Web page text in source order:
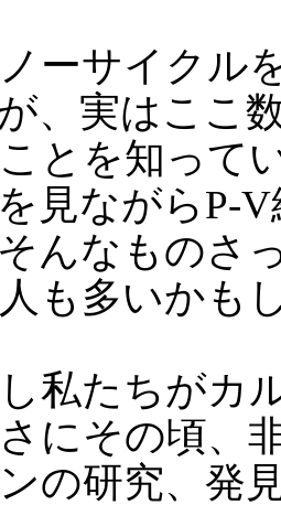
ーサイクル
、実はここ
とを知って
見ながらP-
んなものさ
も多いかも
私たちがカ
にその頃、
の研究、発